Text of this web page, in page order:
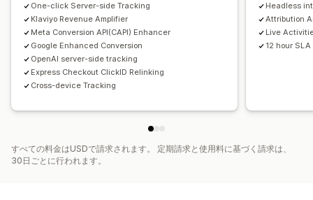
One-click Server-side Tracking
Klaviyo Revenue Amplifier
Meta Conversion API(CAPI) Enhancer
Google Enhanced Conversion
OpenAI server-side tracking
Express Checkout ClickID Relinking
Cross-device Tracking
Headless
Attribution
Live
12 hour
すべての料金はUSDで請求されます。 定期請求と使用料に基づく請求は、
30日ごとに行われます。